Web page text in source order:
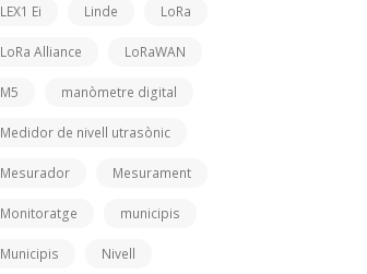
LEX1 Ei Linde LoRa
LoRa Alliance LoRaWAN
M5 manòmetre digital
Medidor de nivell utrasònic
Mesurador Mesurament
Monitoratge municipis
Municipis Nivell